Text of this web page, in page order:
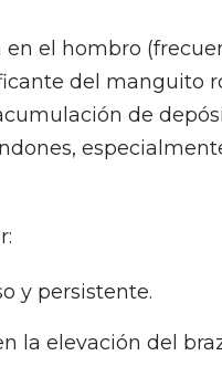
en el hombro
del manguito
de
y persistente.
la elevación del